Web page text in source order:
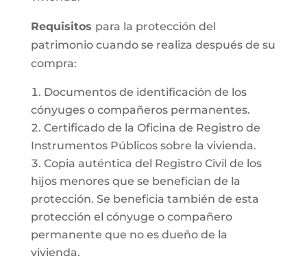
Requisitos para la protección del
patrimonio cuando se realiza después de su
compra:
Documentos de identificación de los
cónyuges o compañeros permanentes.
Certificado de la Oficina de Registro de
Instrumentos Públicos sobre la vivienda.
Copia auténtica del Registro Civil de los
hijos menores que se benefician de la
protección. Se beneficia también de esta
protección el cónyuge o compañero
permanente que no es dueño de la
vivienda.